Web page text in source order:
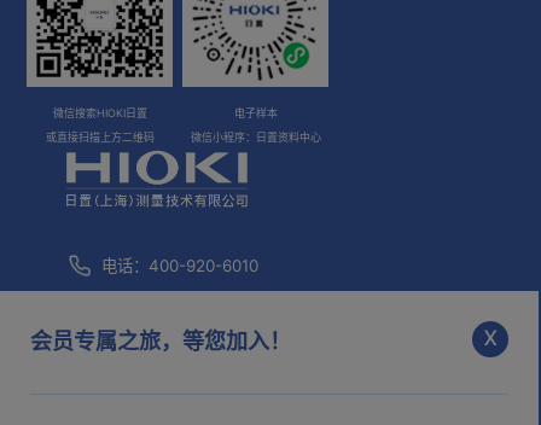
会员专属之旅，等您加入！ x
微信搜索HIOKI日置
或直接扫描上方二维码
电子样本
微信小程序：日置资料中心
电话：400-920-6010
市场部邮箱：mkt@hioki.com.cn